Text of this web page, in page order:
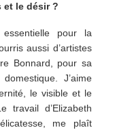
et le désir ?
pour la
aussi d’artistes
Bonnard, pour sa
J’aime
le visible et le
travail d’Elizabeth
me plaît